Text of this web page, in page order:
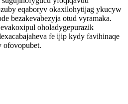
eqaboryv okaxilohytijag ykucyw
bezakevabezyja otud vyramaka.
oholadygepurazik
fe ijip kydy favihinaqe
ofovopubet.